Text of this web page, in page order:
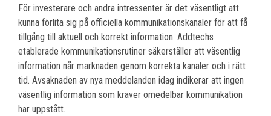
För investerare och andra intressenter är det väsentligt att
kunna förlita sig på officiella kommunikationskanaler för att få
tillgång till aktuell och korrekt information. Addtechs
etablerade kommunikationsrutiner säkerställer att väsentlig
information når marknaden genom korrekta kanaler och i rätt
tid. Avsaknaden av nya meddelanden idag indikerar att ingen
väsentlig information som kräver omedelbar kommunikation
har uppstått.